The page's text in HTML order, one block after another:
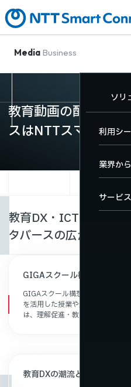
MediaBusiness
動画配信
動画
TOP
動画配
料金・
XR
TOP
XRサー
放送
TOP
放送DX
ソリ
利用シ
業界か
サービ
教育動画の配信・教
スはNTTスマートコ
教育DX・ICT教育を支
タバースの広がり
GIGAスクール構想により進
GIGAスクール構想により、全国
を活用した授業や遠隔学習が急速
は、理解促進・教育機会の均等化
教育DXの潮流とオンライン